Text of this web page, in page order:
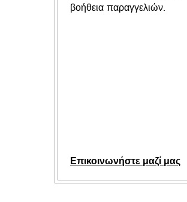
βοήθεια παραγγελιών.
Επικοινωνήστε μαζί μας